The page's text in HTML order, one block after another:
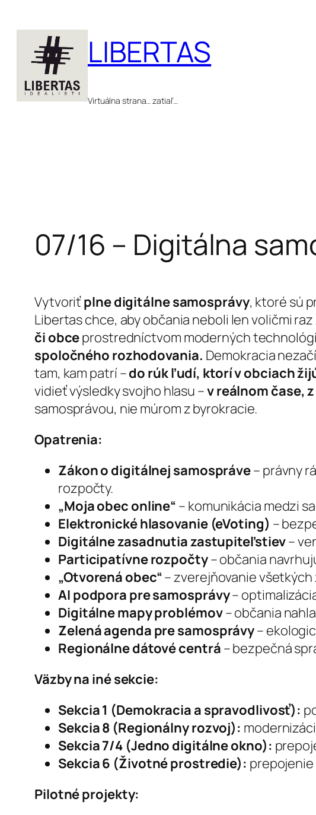
na
obsah
LIBERTAS
Virtuálna strana… zatiaľ…
07/16 – Digitálna
Vytvoriťplne digitálne samosprávy, ktoré sú
Libertas chce, aby občania neboli len voličmi
či obceprostredníctvom moderných
spoločného rozhodovania. Demokracia
tam, kam patrí –do rúk ľudí, ktorí v obciach
vidieť výsledky svojho hlasu –v reálnom čase,
samosprávou, nie múrom z byrokracie.
Opatrenia:
Zákon o digitálnej samospráve– právny
rozpočty.
„Moja obec online“ – komunikácia medzi
Elektronické hlasovanie (eVoting) –
Digitálne zasadnutia zastupiteľstiev–
Participatívne rozpočty– občania
„Otvorená obec“– zverejňovanie
AI podpora pre samosprávy–
Digitálne mapy problémov– občania
Zelená agenda pre samosprávy–
Regionálne dátové centrá – bezpečná
Väzby na iné sekcie:
Sekcia 1 (Demokracia a spravodlivosť):
Sekcia 8 (Regionálny rozvoj):
Sekcia 7/4 (Jedno digitálne okno):
Sekcia 6 (Životné prostredie):
Pilotné projekty: